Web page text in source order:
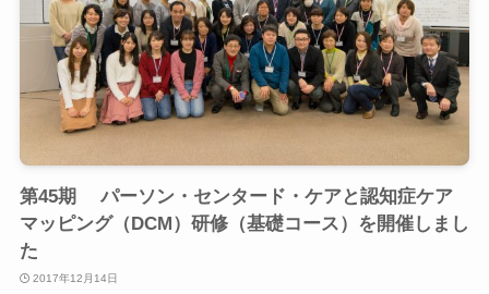
第45期 パーソン・センタード・ケアと認知症ケア
マッピング（DCM）研修（基礎コース）を開催しまし
た
2017年12月14日